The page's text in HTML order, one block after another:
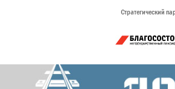
Стратегический